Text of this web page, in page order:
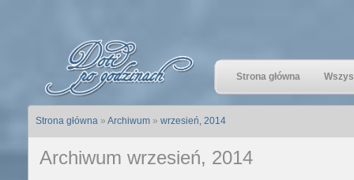
Strona główna
Strona główna» Archiwum» wrzesień, 2014
Archiwum wrzesień, 2014